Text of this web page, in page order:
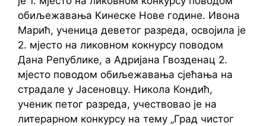
обиљежавања Кинеске Нове године. Ивона
Марић, ученица деветог разреда, освојила је
2. мјесто на ликовном кокнурсу поводом
Дана Републике, а Адријана Гвозденац 2.
мјесто поводом обиљежавања сјећања на
страдале у Јасеновцу. Никола Кондић,
ученик петог разреда, учествовао је на
литерарном конкурсу на тему „Град чистог